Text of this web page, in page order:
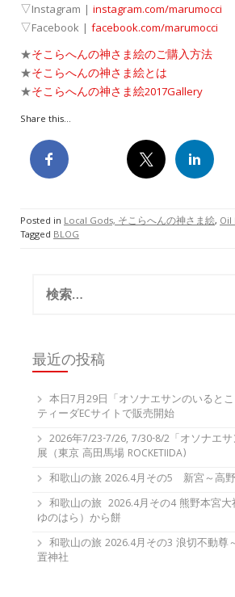
▽Instagram | instagram.com/marumocci
▽Facebook | facebook.com/marumocci
★そこらへんの神さま絵のご購入方法
★そこらへんの神さま絵とは
★そこらへんの神さま絵2017Gallery
Share this...
Posted in Local Gods, そこらへんの神さま絵, Oil
Tagged BLOG
最近の投稿
本日7月29日「オソナエサンのいると
ティーダECサイトで販売開始
2026年7/23-7/26, 7/30-8/2「オソナエサ
展（東京 高田馬場 ROCKETIIDA)
和歌山の旅 2026.4月その5 新宮～高
和歌山の旅 2026.4月その4 熊野本宮
ゆのはら）から餅
和歌山の旅 2026.4月その3 浪切不動尊
置神社